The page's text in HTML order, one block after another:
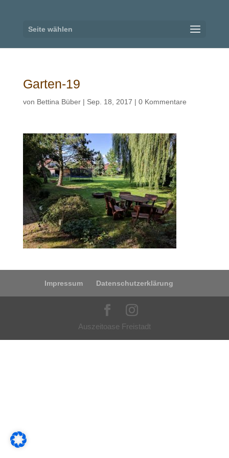
Seite wählen
Garten-19
von Bettina Büber| Sep. 18, 2017 | 0 Kommentare
Impressum Datenschutzerklärung
Auszeitoase Freistadt